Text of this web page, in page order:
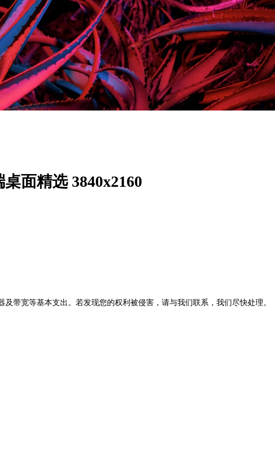
面精选 3840x2160
带宽等基本支出。若发现您的权利被侵害，请与我们联系，我们尽快处理。